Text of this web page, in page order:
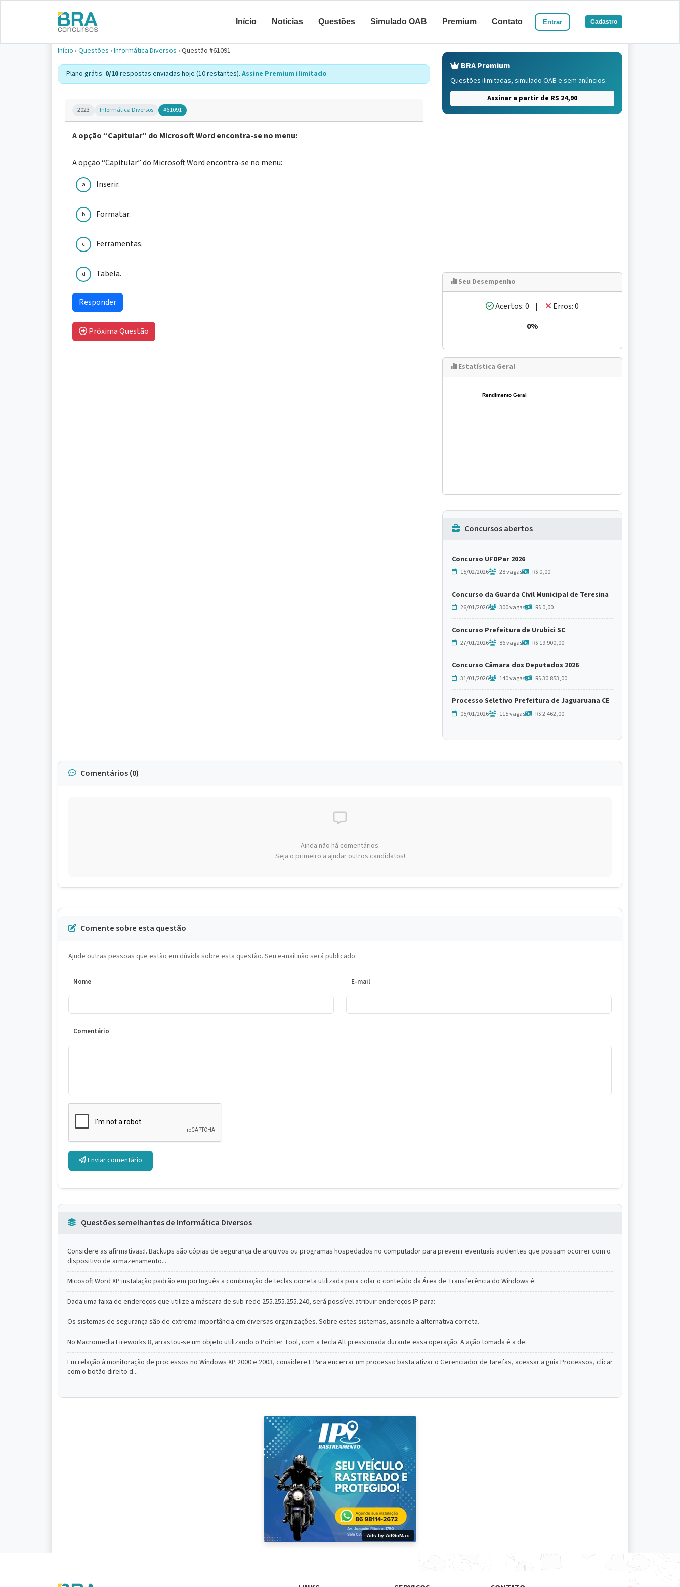
Início Notícias Questões Simulado OAB Premium Contato Entrar Cadastro
Início › Questões › Informática Diversos › Questão #61091
Plano grátis: 0/10respostas enviadas hoje (10 restantes). Assine Premium ilimitado
2023 Informática Diversos #61091
A opção “Capitular” do Microsoft Word encontra-se no menu:
A opção “Capitular” do Microsoft Word encontra-se no menu:
a Inserir.
b Formatar.
c Ferramentas.
d Tabela.
Próxima Questão
BRA Premium
Questões ilimitadas, simulado OAB e sem anúncios.
Assinar a partir de R$ 24,90
Seu Desempenho
Acertos: 0 |
Erros: 0
0%
Estatística Geral
Rendimento Geral
Concursos abertos
Concurso UFDPar 2026
15/02/2026 28 vagas R$ 0,00
Concurso da Guarda Civil Municipal de Teresina
26/01/2026 300 vagas R$ 0,00
Concurso Prefeitura de Urubici SC
27/01/2026 86 vagas R$ 19.900,00
Concurso Câmara dos Deputados 2026
31/01/2026 140 vagas R$ 30.853,00
Processo Seletivo Prefeitura de Jaguaruana CE
05/01/2026 115 vagas R$ 2.462,00
Comentários (0)
Ainda não há comentários.
Seja o primeiro a ajudar outros candidatos!
Comente sobre esta questão
Ajude outras pessoas que estão em dúvida sobre esta questão. Seu e-mail não será publicado.
Nome E-mail
Comentário
Enviar comentário
Questões semelhantes de Informática Diversos
Considere as afirmativas:I. Backups são cópias de segurança de arquivos ou programas hospedados no computador para prevenir eventuais acidentes que possam ocorrer com o
dispositivo de armazenamento...
Micosoft Word XP instalação padrão em português a combinação de teclas correta utilizada para colar o conteúdo da Área de Transferência do Windows é:
Dada uma faixa de endereços que utilize a máscara de sub-rede 255.255.255.240, será possível atribuir endereços IP para:
Os sistemas de segurança são de extrema importância em diversas organizaçôes. Sobre estes sistemas, assinale a alternativa correta.
No Macromedia Fireworks 8, arrastou-se um objeto utilizando o Pointer Tool, com a tecla Alt pressionada durante essa operação. A ação tomada é a de:
Em relação à monitoração de processos no Windows XP 2000 e 2003, considere:I. Para encerrar um processo basta ativar o Gerenciador de tarefas, acessar a guia Processos, clicar
com o botão direito d...
Ads by AdGoMax